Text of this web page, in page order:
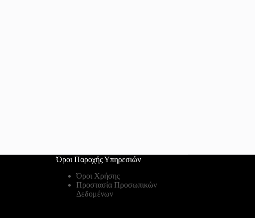
Όροι Παροχής Υπηρεσιών
Όροι Χρήσης
Προστασία Προσωπικών
Δεδομένων